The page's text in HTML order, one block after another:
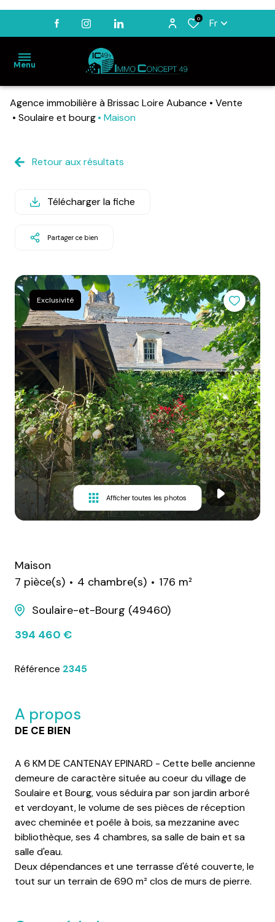
0 Fr
Menu
ACCUEIL
LOCATIONS
NOTRE
Agence immobilière à Brissac Loire Aubance
Vente
Soulaire et bourg
Maison
Retour aux résultats
Télécharger la fiche
Partager ce bien
Exclusivité
Afficher toutes les photos
Maison
7 pièce(s)
4 chambre(s)
176 m²
Soulaire-et-Bourg (49460)
394 460 €
Référence 2345
A propos
DE CE BIEN
A 6 KM DE CANTENAY EPINARD - Cette belle ancienne
demeure de caractère située au coeur du village de
Soulaire et Bourg, vous séduira par son jardin arboré
et verdoyant, le volume de ses pièces de réception
avec cheminée et poêle à bois, sa mezzanine avec
bibliothèque, ses 4 chambres, sa salle de bain et sa
salle d'eau.
Deux dépendances et une terrasse d'été couverte, le
tout sur un terrain de 690 m² clos de murs de pierre.